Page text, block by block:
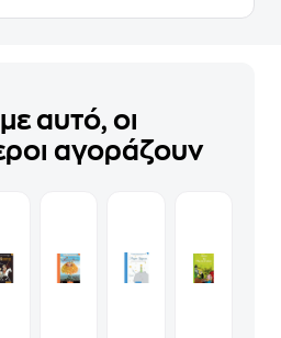
αυτό, οι
αγοράζουν